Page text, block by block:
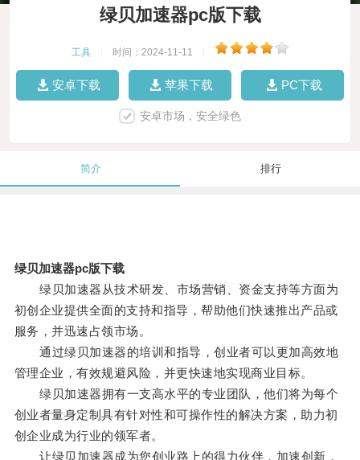
绿贝加速器pc版下载
工具 时间：2024-11-11
安卓下载 苹果下载 PC下载
安卓市场，安全绿色
简介 排行
绿贝加速器pc版下载
绿贝加速器从技术研发、市场营销、资金支持等方面为
初创企业提供全面的支持和指导，帮助他们快速推出产品或
服务，并迅速占领市场。
通过绿贝加速器的培训和指导，创业者可以更加高效地
管理企业，有效规避风险，并更快速地实现商业目标。
绿贝加速器拥有一支高水平的专业团队，他们将为每个
创业者量身定制具有针对性和可操作性的解决方案，助力初
创企业成为行业的领军者。
让绿贝加速器成为您创业路上的得力伙伴，加速创新，